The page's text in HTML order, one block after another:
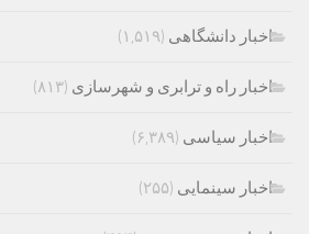
اخبار دانشگاهی (۱,۵۱۹)
اخبار راه و ترابری و شهرسازی (۸۱۳)
اخبار سیاسی (۶,۳۸۹)
اخبار سینمایی (۲۵۵)